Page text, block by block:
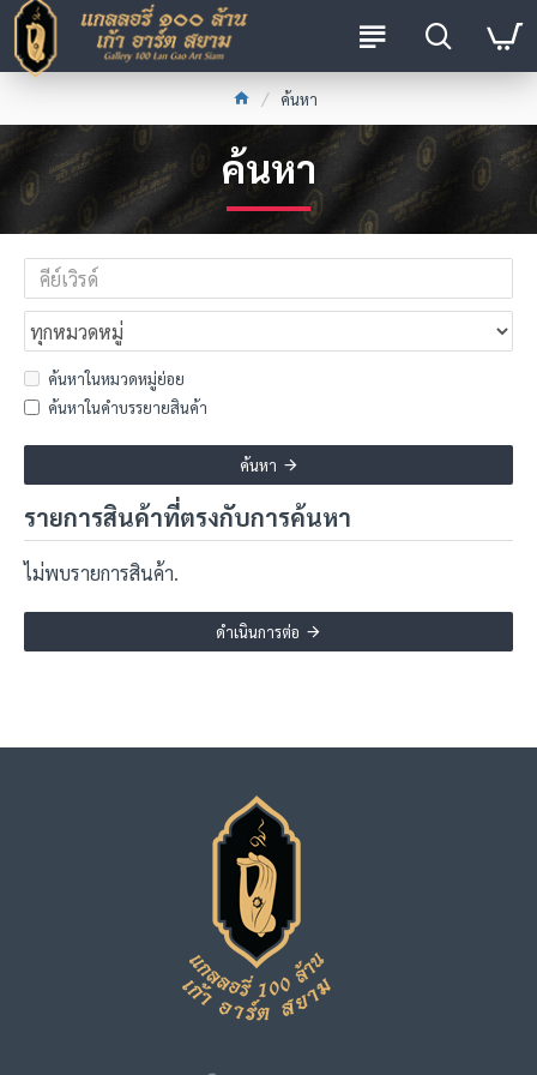
ค้นหา
ค้นหา
ค้นหาในหมวดหมู่ย่อย
ค้นหาในคำบรรยายสินค้า
ค้นหา
รายการสินค้าที่ตรงกับการค้นหา
ไม่พบรายการสินค้า.
ดำเนินการต่อ